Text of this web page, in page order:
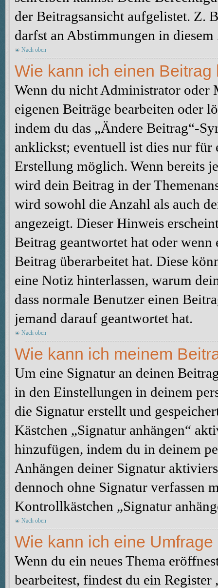
der Beitragsansicht aufgelistet. Z.
darfst an Abstimmungen in
Nach oben
Wie kann ich einen
Wenn du nicht Administrator oder
eigenen Beiträge bearbeiten oder
indem du das „Ändere Beitrag“-
anklickst; eventuell ist dies nur für
Erstellung möglich. Wenn bereits
wird dein Beitrag in der
wird sowohl die Anzahl als auch
angezeigt. Dieser Hinweis
Beitrag geantwortet hat oder
Beitrag überarbeitet hat. Diese
eine Notiz hinterlassen, warum
dass normale Benutzer einen
jemand darauf geantwortet hat.
Nach oben
Wie kann ich meinem
Um eine Signatur an deinen
in den Einstellungen in deinem
die Signatur erstellt und
Kästchen „Signatur anhängen“
hinzufügen, indem du in deinem
Anhängen deiner Signatur
dennoch ohne Signatur verfassen
Kontrollkästchen „Signatur
Nach oben
Wie kann ich eine
Wenn du ein neues Thema
bearbeitest, findest du ein